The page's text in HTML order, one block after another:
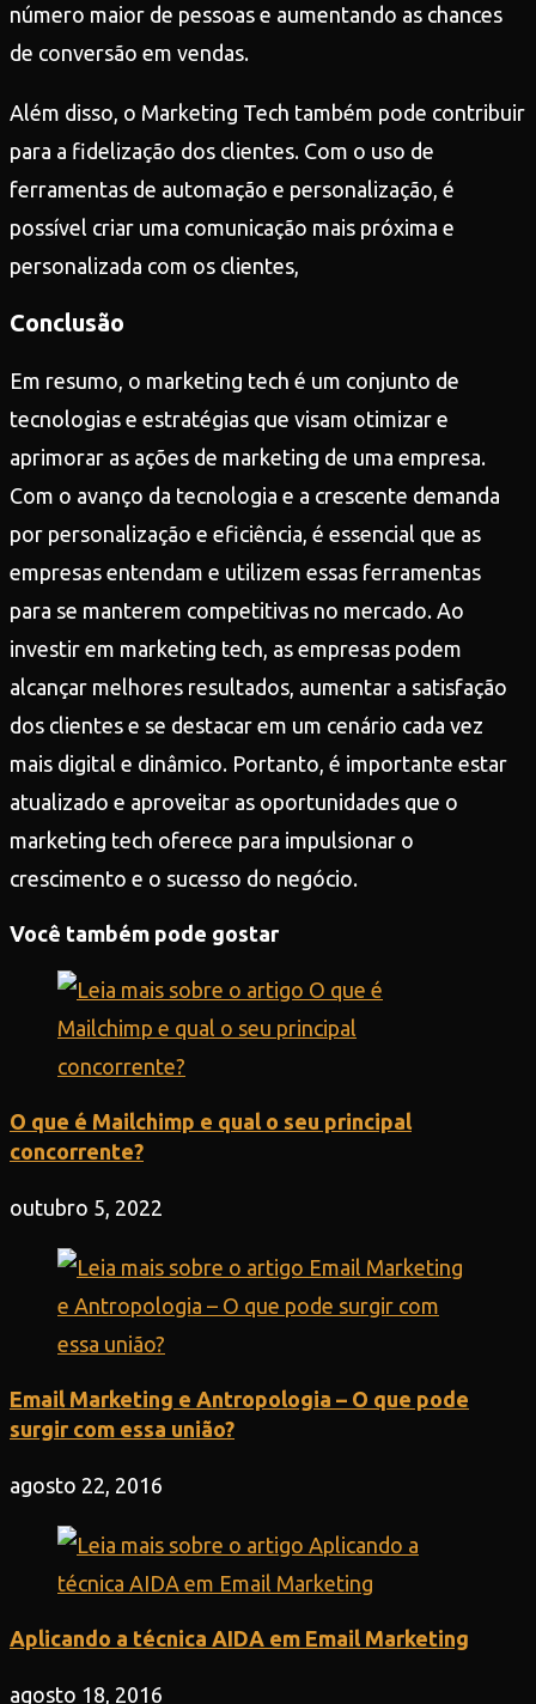
número maior de pessoas e aumentando as chances
de conversão em vendas.
Além disso, o Marketing Tech também pode contribuir
para a fidelização dos clientes. Com o uso de
ferramentas de automação e personalização, é
possível criar uma comunicação mais próxima e
personalizada com os clientes,
Conclusão
Em resumo, o marketing tech é um conjunto de
tecnologias e estratégias que visam otimizar e
aprimorar as ações de marketing de uma empresa.
Com o avanço da tecnologia e a crescente demanda
por personalização e eficiência, é essencial que as
empresas entendam e utilizem essas ferramentas
para se manterem competitivas no mercado. Ao
investir em marketing tech, as empresas podem
alcançar melhores resultados, aumentar a satisfação
dos clientes e se destacar em um cenário cada vez
mais digital e dinâmico. Portanto, é importante estar
atualizado e aproveitar as oportunidades que o
marketing tech oferece para impulsionar o
crescimento e o sucesso do negócio.
Você também pode gostar
O que é Mailchimp e qual o seu principal
concorrente?
outubro 5, 2022
Email Marketing e Antropologia – O que pode
surgir com essa união?
agosto 22, 2016
Aplicando a técnica AIDA em Email Marketing
agosto 18, 2016